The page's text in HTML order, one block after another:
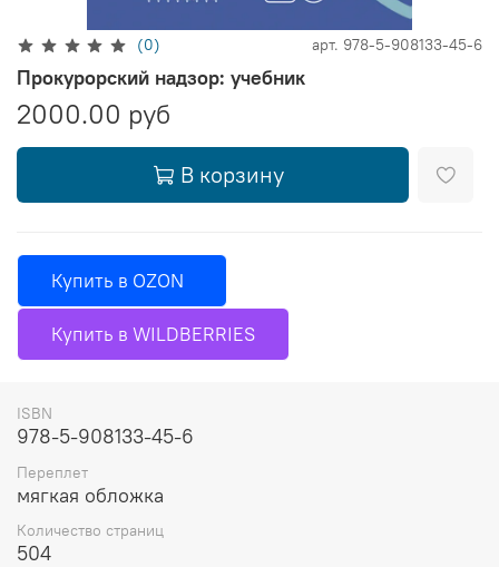
(0) арт. 978-5-908133-45-6
Прокурорский надзор: учебник
2000.00 руб
В корзину
Купить в OZON
Купить в WILDBERRIES
ISBN
978-5-908133-45-6
Переплет
мягкая обложка
Количество страниц
504